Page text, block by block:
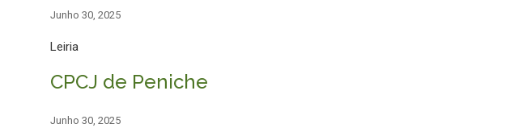
Junho 30, 2025
Leiria
CPCJ de Peniche
Junho 30, 2025